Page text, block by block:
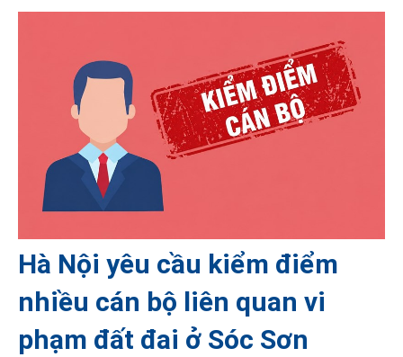
Hà Nội yêu cầu kiểm điểm
nhiều cán bộ liên quan vi
phạm đất đai ở Sóc Sơn